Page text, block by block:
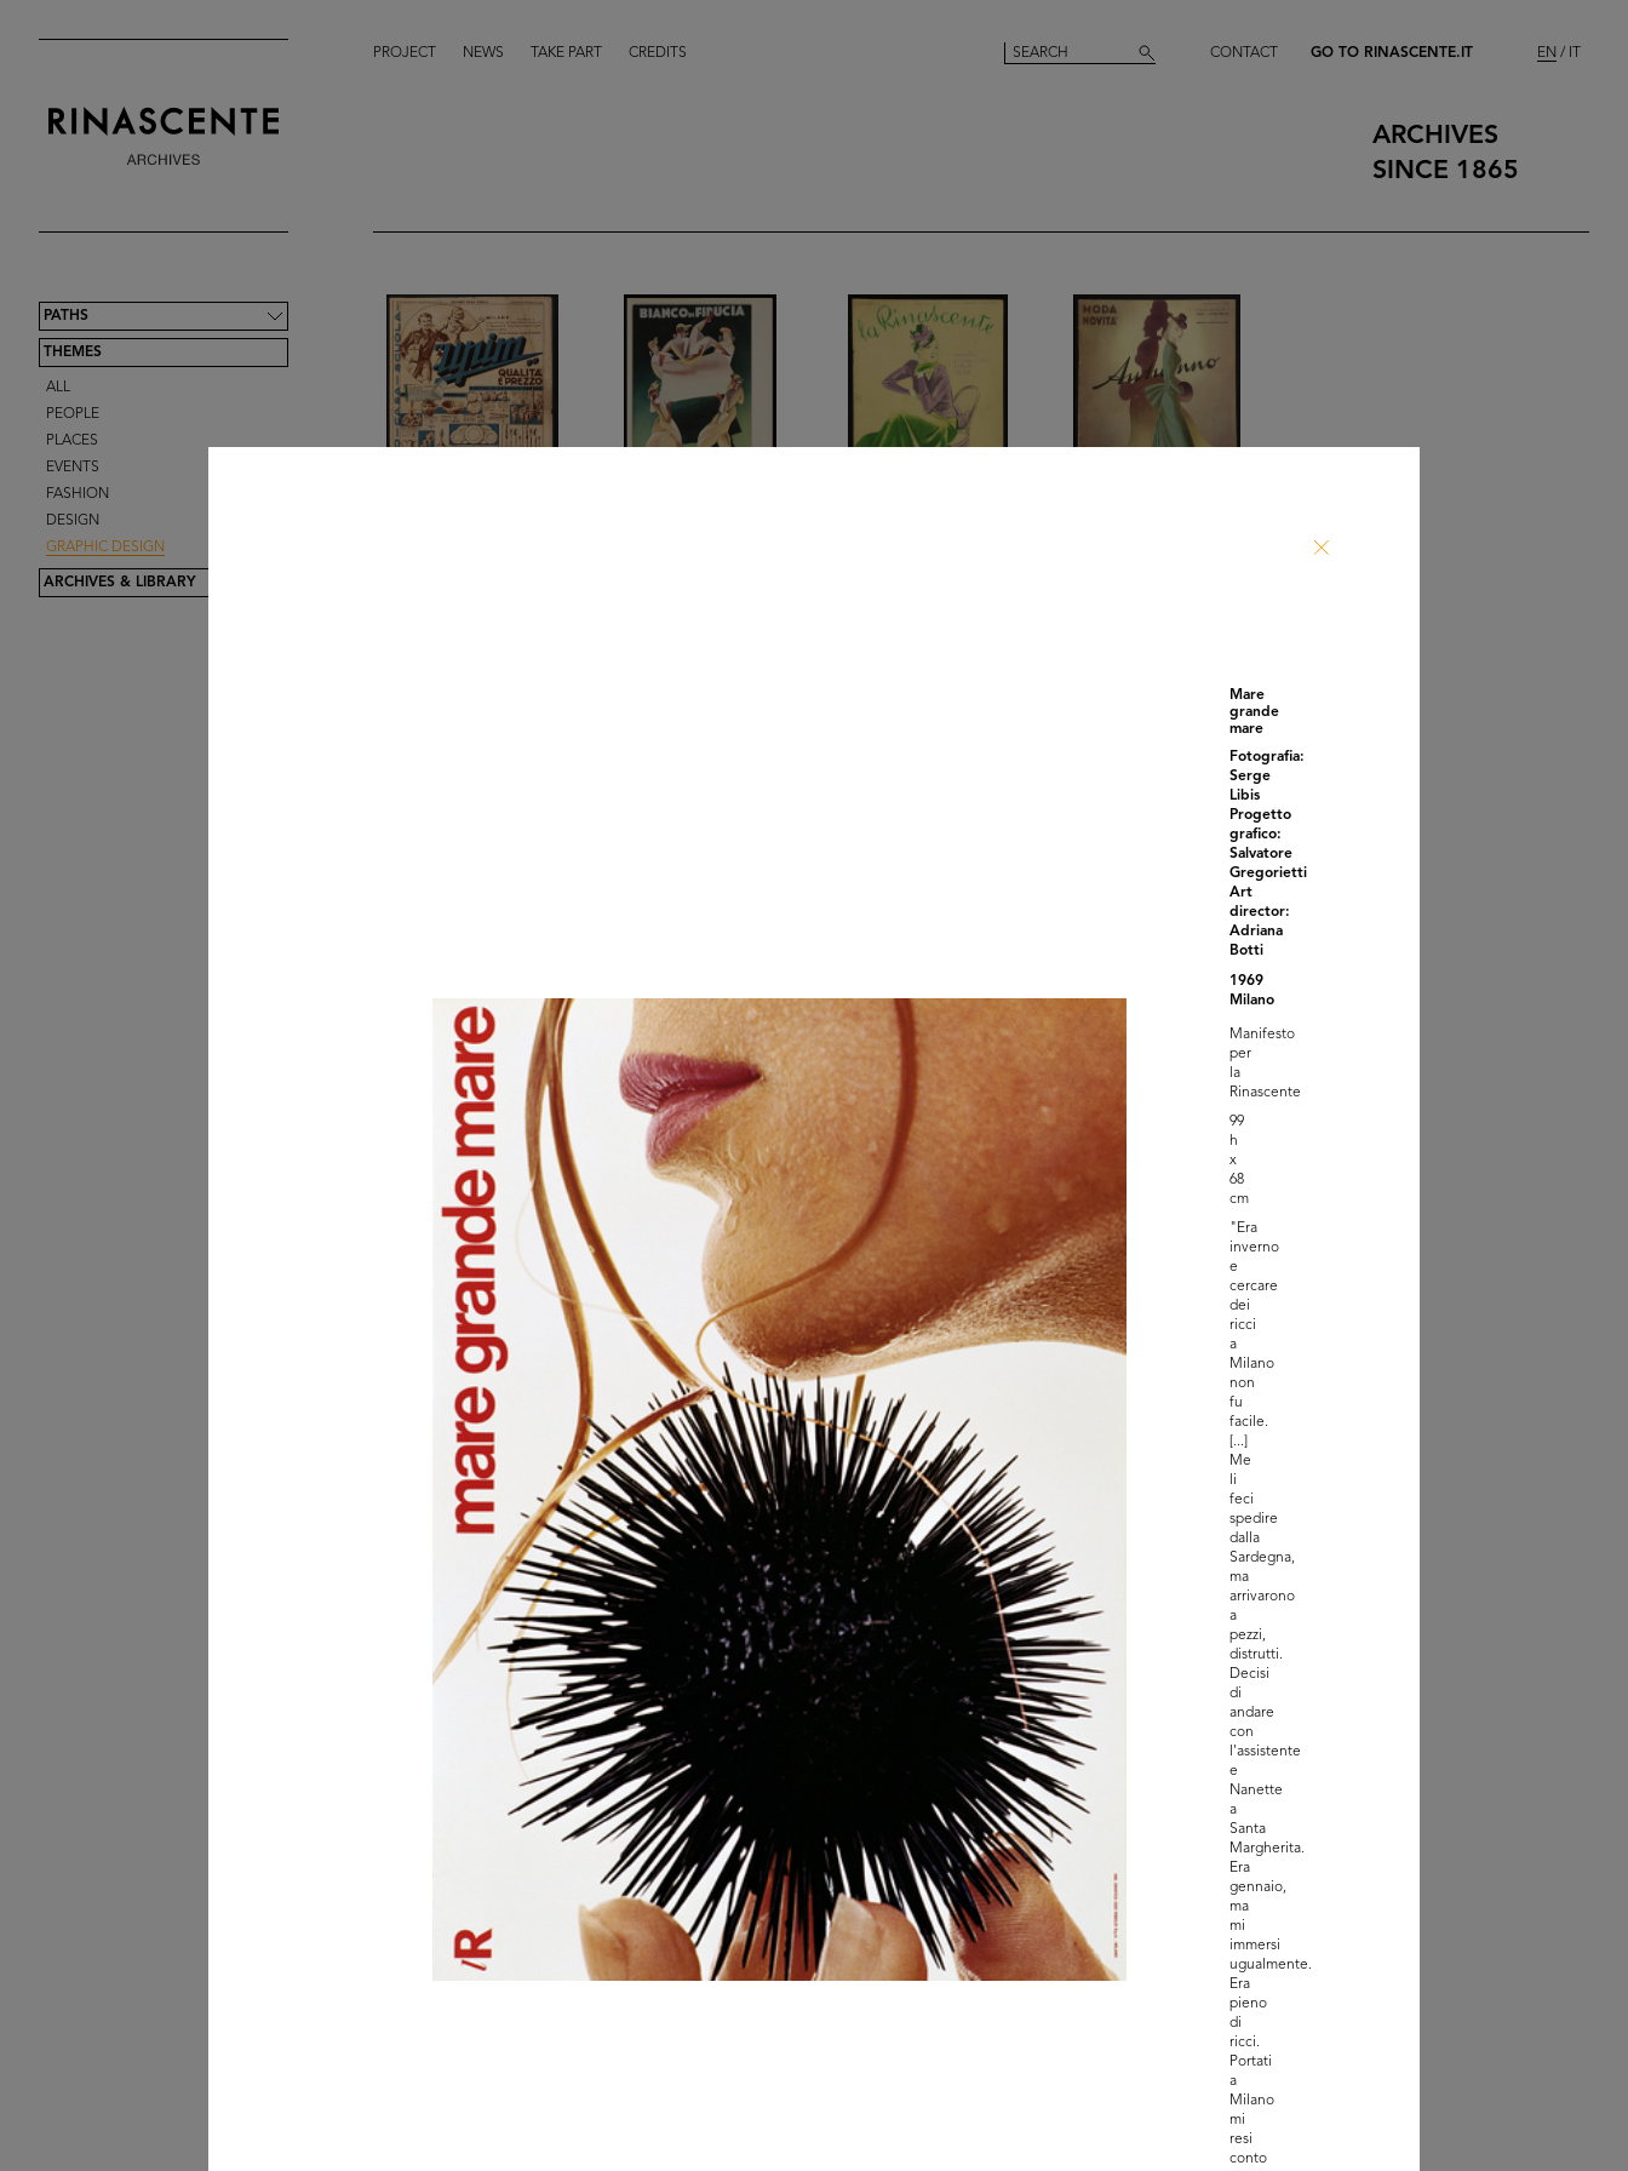
PROJECT NEWS TAKE PART CREDITS CONTACT GO TO RINASCENTE.IT EN
ARCHIVES
SINCE 1865
PATHS
THEMES
ALL
PEOPLE
PLACES
EVENTS
FASHION
DESIGN
GRAPHIC DESIGN
ARCHIVES & LIBRARY
[Studio a matita su carta di
La moda italiana del Raion e
del Fi...
1940
La Famiglia Rinascente-Upim
2/1941
Il XXV Annuale della
Rinascente
1942
Carta intestata "Upim" con
citazion...
Propaganda per la
sottoscrizione al...
1946
Una Rinascente più bella
per Napoli...
[1948 ca.]
Trofeo Rinascente
1949
Mare
grande
mare
Fotografia:
Serge
Libis
Progetto
grafico:
Salvatore
Gregorietti
Art
director:
Adriana
Botti
1969
Milano
Manifesto
per
la
Rinascente
99
h
x
68
cm
"Era
inverno
e
cercare
dei
ricci
a
Milano
non
fu
facile.
[...]
Me
li
feci
spedire
dalla
Sardegna,
ma
arrivarono
a
pezzi,
distrutti.
Decisi
di
andare
con
l'assistente
e
Nanette
a
Santa
Margherita.
Era
gennaio,
ma
mi
immersi
ugualmente.
Era
pieno
di
ricci.
Portati
a
Milano
mi
resi
conto